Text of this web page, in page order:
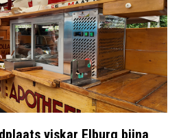
viskar Elburg bijna